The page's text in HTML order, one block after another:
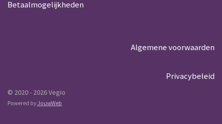
Betaalmogelijkheden
Algemene voorwaarden
Privacybeleid
© 2020 - 2026 Vegio
Powered by JouwWeb